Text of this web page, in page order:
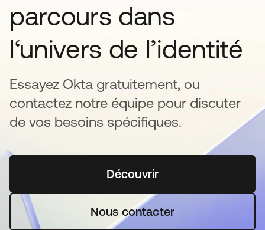
parcours dans
l‘univers de l’identité
Essayez Okta gratuitement, ou
contactez notre équipe pour discuter
de vos besoins spécifiques.
Découvrirs’ouvre dans un nouvel
Nous contacter